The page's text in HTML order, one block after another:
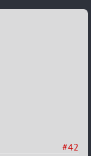
#42